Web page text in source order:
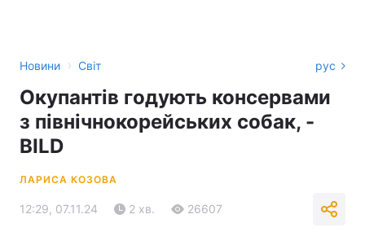
Новини › Світ рус
Окупантів годують консервами
з північнокорейських собак, -
BILD
ЛАРИСА КОЗОВА
12:29, 07.11.24 2 хв. 26607